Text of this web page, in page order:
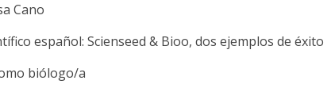
Cano
español: Scienseed & Bioo, dos ejemplos de éxito
biólogo/a